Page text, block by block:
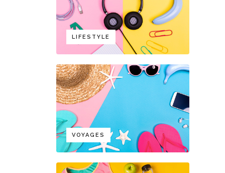
LIFESTYLE
VOYAGES